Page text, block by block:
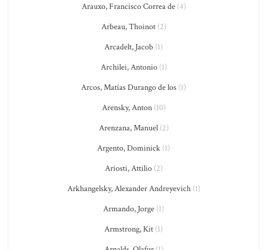
Arauxo, Francisco Correa de(4)
Arbeau, Thoinot(2)
Arcadelt, Jacob (1)
Archilei, Antonio(1)
Arcos, Matías Durango de los (1)
Arensky, Anton(10)
Arenzana, Manuel(2)
Argento, Dominick (1)
Ariosti, Attilio(2)
Arkhangelsky, Alexander Andreyevich(1)
Armando, Jorge (1)
Armstrong, Kit (1)